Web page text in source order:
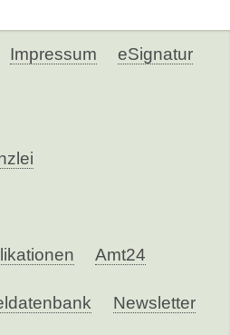
Impressum eSignatur
Amt24
Newsletter